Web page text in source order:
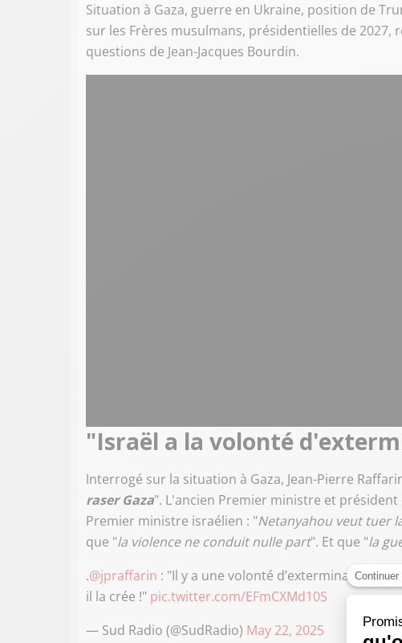
Situation à Gaza, guerre en Ukraine, position de
sur les Frères musulmans, présidentielles de
questions de Jean-Jacques Bourdin.
"Israël a la volonté
Interrogé sur la situation à Gaza, Jean-Pierre
raser Gaza". L'ancien Premier ministre et président
Premier ministre israélien : "Netanyahou veut tuer
que "la violence ne conduit nulle part". Et que "la
.@jpraffarin : "Il y a une volonté d’extermination,
il la crée !" pic.twitter.com/EFmCXMd10S
— Sud Radio (@SudRadio) May 22, 2025